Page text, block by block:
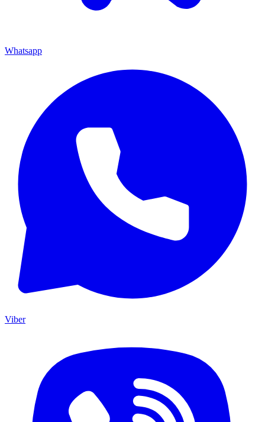
Whatsapp
Viber